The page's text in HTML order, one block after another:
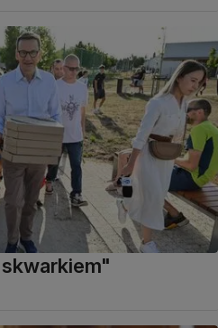
skwarkiem"